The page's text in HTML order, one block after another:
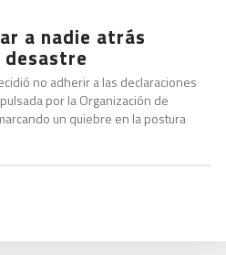
a nadie atrás
no adherir a las declaraciones
por la Organización de
un quiebre en la postura